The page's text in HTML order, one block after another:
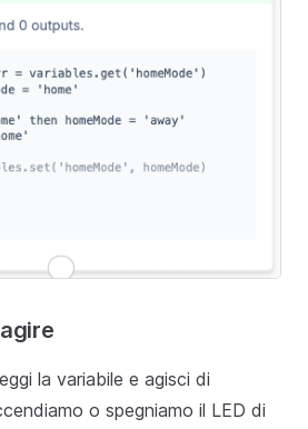
la variabile e agisci di
o spegniamo il LED di